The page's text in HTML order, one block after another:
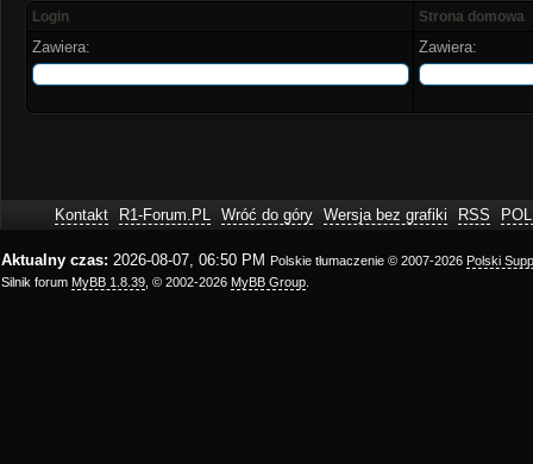
Login Strona domowa
Zawiera: Zawiera:
Kontakt R1-Forum.PL Wróć do góry Wersja bez grafiki RSS
Aktualny czas: 2026-08-07, 06:50 PM Polskie tłumaczenie © 2007-2026 Polski
Silnik forum MyBB 1.8.39 , © 2002-2026 MyBB Group